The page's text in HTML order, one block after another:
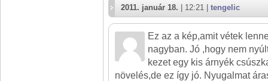
2011. január 18. | 12:21 | tengelic
Ez az a kép,amit vétek
nagyban. Jó ,hogy nem
kezet egy kis árnyék
növelés,de ez így jó. Nyugalmat